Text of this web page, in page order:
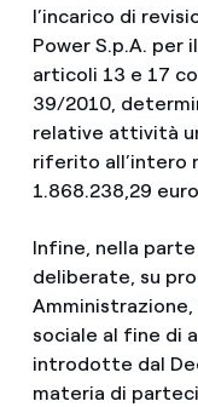
l’incarico di
Power S.p.A. per
articoli 13 e 17
39/2010,
relative attività
riferito all’intero
1.868.238,29
Infine, nella
deliberate, su
sociale al fine di
introdotte dal
materia di